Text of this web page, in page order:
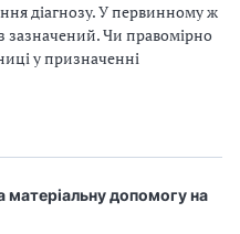
діагнозу. У первинному ж
зазначений. Чи правомірно
у призначенні
матеріальну допомогу на